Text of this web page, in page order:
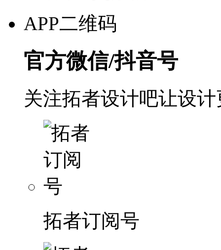
APP二维码
官方微信/抖音号
关注拓者设计吧让设
拓者订阅号